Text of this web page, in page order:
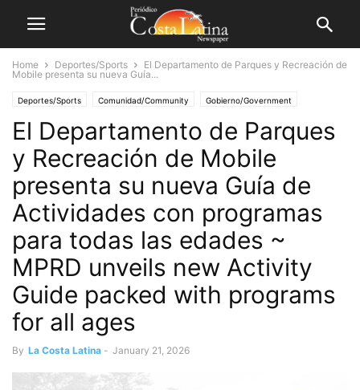
Home Deportes/Sports
El Departamento de Parques y Recreación de
Mobile presenta su nueva Guía...
Deportes/Sports Comunidad/Community Gobierno/Government
Recreación/Recreation
El Departamento de Parques
y Recreación de Mobile
presenta su nueva Guía de
Actividades con programas
para todas las edades ~
MPRD unveils new Activity
Guide packed with programs
for all ages
By La Costa Latina - January 21, 2026